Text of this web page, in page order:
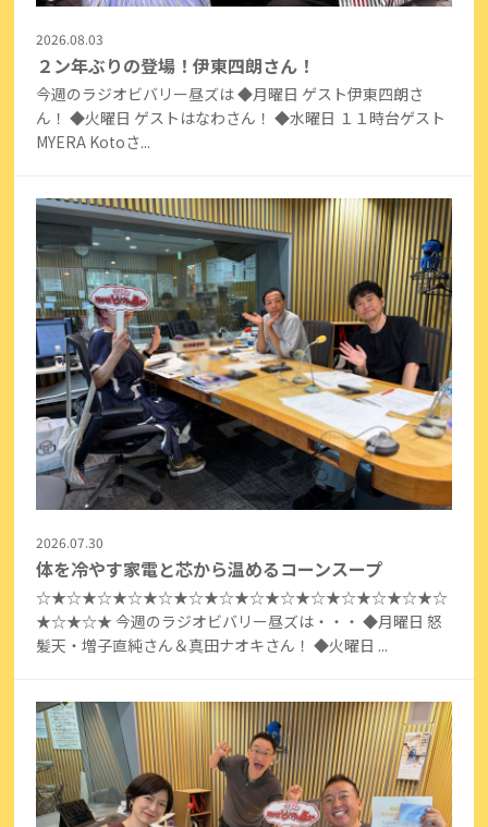
2026.08.03
２ン年ぶりの登場！伊東四朗さん！
今週のラジオビバリー昼ズは ◆月曜日 ゲスト伊東四朗さ
ん！ ◆火曜日 ゲストはなわさん！ ◆水曜日 １１時台ゲスト
MYERA Kotoさ...
2026.07.30
体を冷やす家電と芯から温めるコーンスープ
☆★☆★☆★☆★☆★☆★☆★☆★☆★☆★☆★☆★☆★☆
★☆★☆★ 今週のラジオビバリー昼ズは・・・ ◆月曜日 怒
髪天・増子直純さん＆真田ナオキさん！ ◆火曜日 ...